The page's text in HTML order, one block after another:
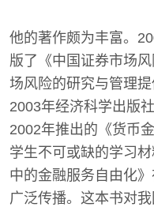
他的著作颇为丰富。
版了《中国证券市场
场风险的研究与管理
2003年经济科学出版
2002年推出的《货币
学生不可或缺的学习
中的金融服务自由化
广泛传播。这本书对